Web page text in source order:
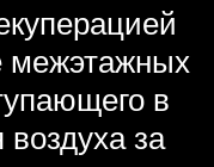
межэтажных
в
за